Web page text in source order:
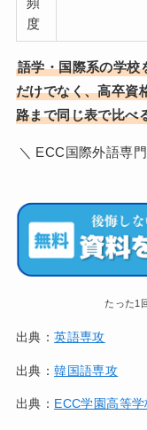
度
語学・国際系の学校
だけでなく、高卒資
路まで同じ表で比べ
＼ ECC国際外語専
たった1
出典：英語専攻
出典：韓国語専攻
出典： ECC学園高等